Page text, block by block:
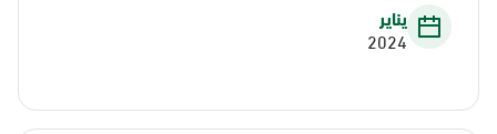
يناير
2024